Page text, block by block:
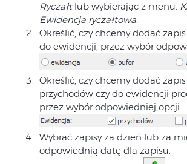
Ryczałtlub wybierając z menu:
Ewidencja ryczałtowa.
Określić, czy chcemy dodać
do ewidencji, przez wybór
Określić, czy chcemy dodać
przychodów czy do ewidencji
przez wybór odpowiedniej opcji
Wybrać zapisy za dzień lub za
odpowiednią datę dla zapisu.